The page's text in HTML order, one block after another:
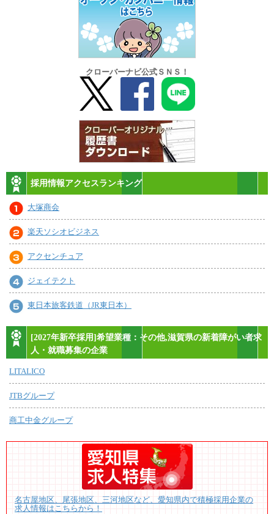
クローバーナビ公式ＳＮＳ！
採用情報アクセスランキング
大塚商会
楽天ソシオビジネス
アクセンチュア
ジェイテクト
東日本旅客鉄道（JR東日本）
[2027年新卒採用]希望業種：その他,滋賀県の新着障がい者求
人・就職募集の企業
LITALICO
JTBグループ
商工中金グループ
名古屋地区、尾張地区、三河地区など、愛知県内で積極採用企業の
求人情報はこちらから！